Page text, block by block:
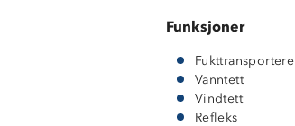
Funksjoner
Vanntett
Vindtett
Refleks